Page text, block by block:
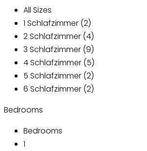
All Sizes
1 Schlafzimmer (2)
2 Schlafzimmer (4)
3 Schlafzimmer (9)
4 Schlafzimmer (5)
5 Schlafzimmer (2)
6 Schlafzimmer (2)
Bedrooms
Bedrooms
1